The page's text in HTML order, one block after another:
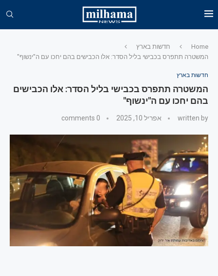
Home
חדשות בארץ
המשטרה תתפרס בכבישי בליל הסדר: אלו הכבישים בהם יחכו עם ה"ינשוף"
חדשות בארץ
המשטרה תתפרס בכבישי בליל הסדר: אלו הכבישים
בהם יחכו עם ה"ינשוף"
written by אפריל 10, 2025 0 comments